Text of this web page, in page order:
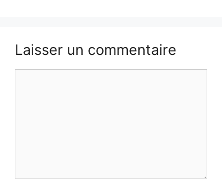
Laisser un commentaire